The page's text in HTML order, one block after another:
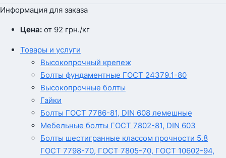
Информация для заказа
Цена: от 92 грн./кг
Товары и услуги
Высокопрочный крепеж
Болты фундаментные ГОСТ 24379.1-80
Высокопрочные болты
Гайки
Болты ГОСТ 7786-81, DIN 608 лемешные
Мебельные болты ГОСТ 7802-81, DIN 603
Болты шестигранные классом прочности 5.8
ГОСТ 7798-70, ГОСТ 7805-70, ГОСТ 10602-94,